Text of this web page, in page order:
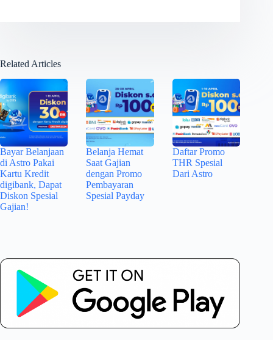
Related Articles
Bayar Belanjaan
di Astro Pakai
Kartu Kredit
digibank, Dapat
Diskon Spesial
Gajian!
Belanja Hemat
Saat Gajian
dengan Promo
Pembayaran
Spesial Payday
Daftar Promo
THR Spesial
Dari Astro